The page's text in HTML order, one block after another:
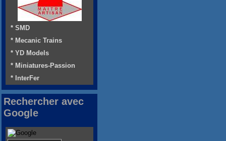
* SMD
* Mecanic Trains
* YD Models
* Miniatures-Passion
* InterFer
Rechercher avec
Google